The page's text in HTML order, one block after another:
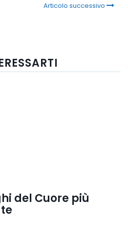
Articolo successivo
del Cuore più